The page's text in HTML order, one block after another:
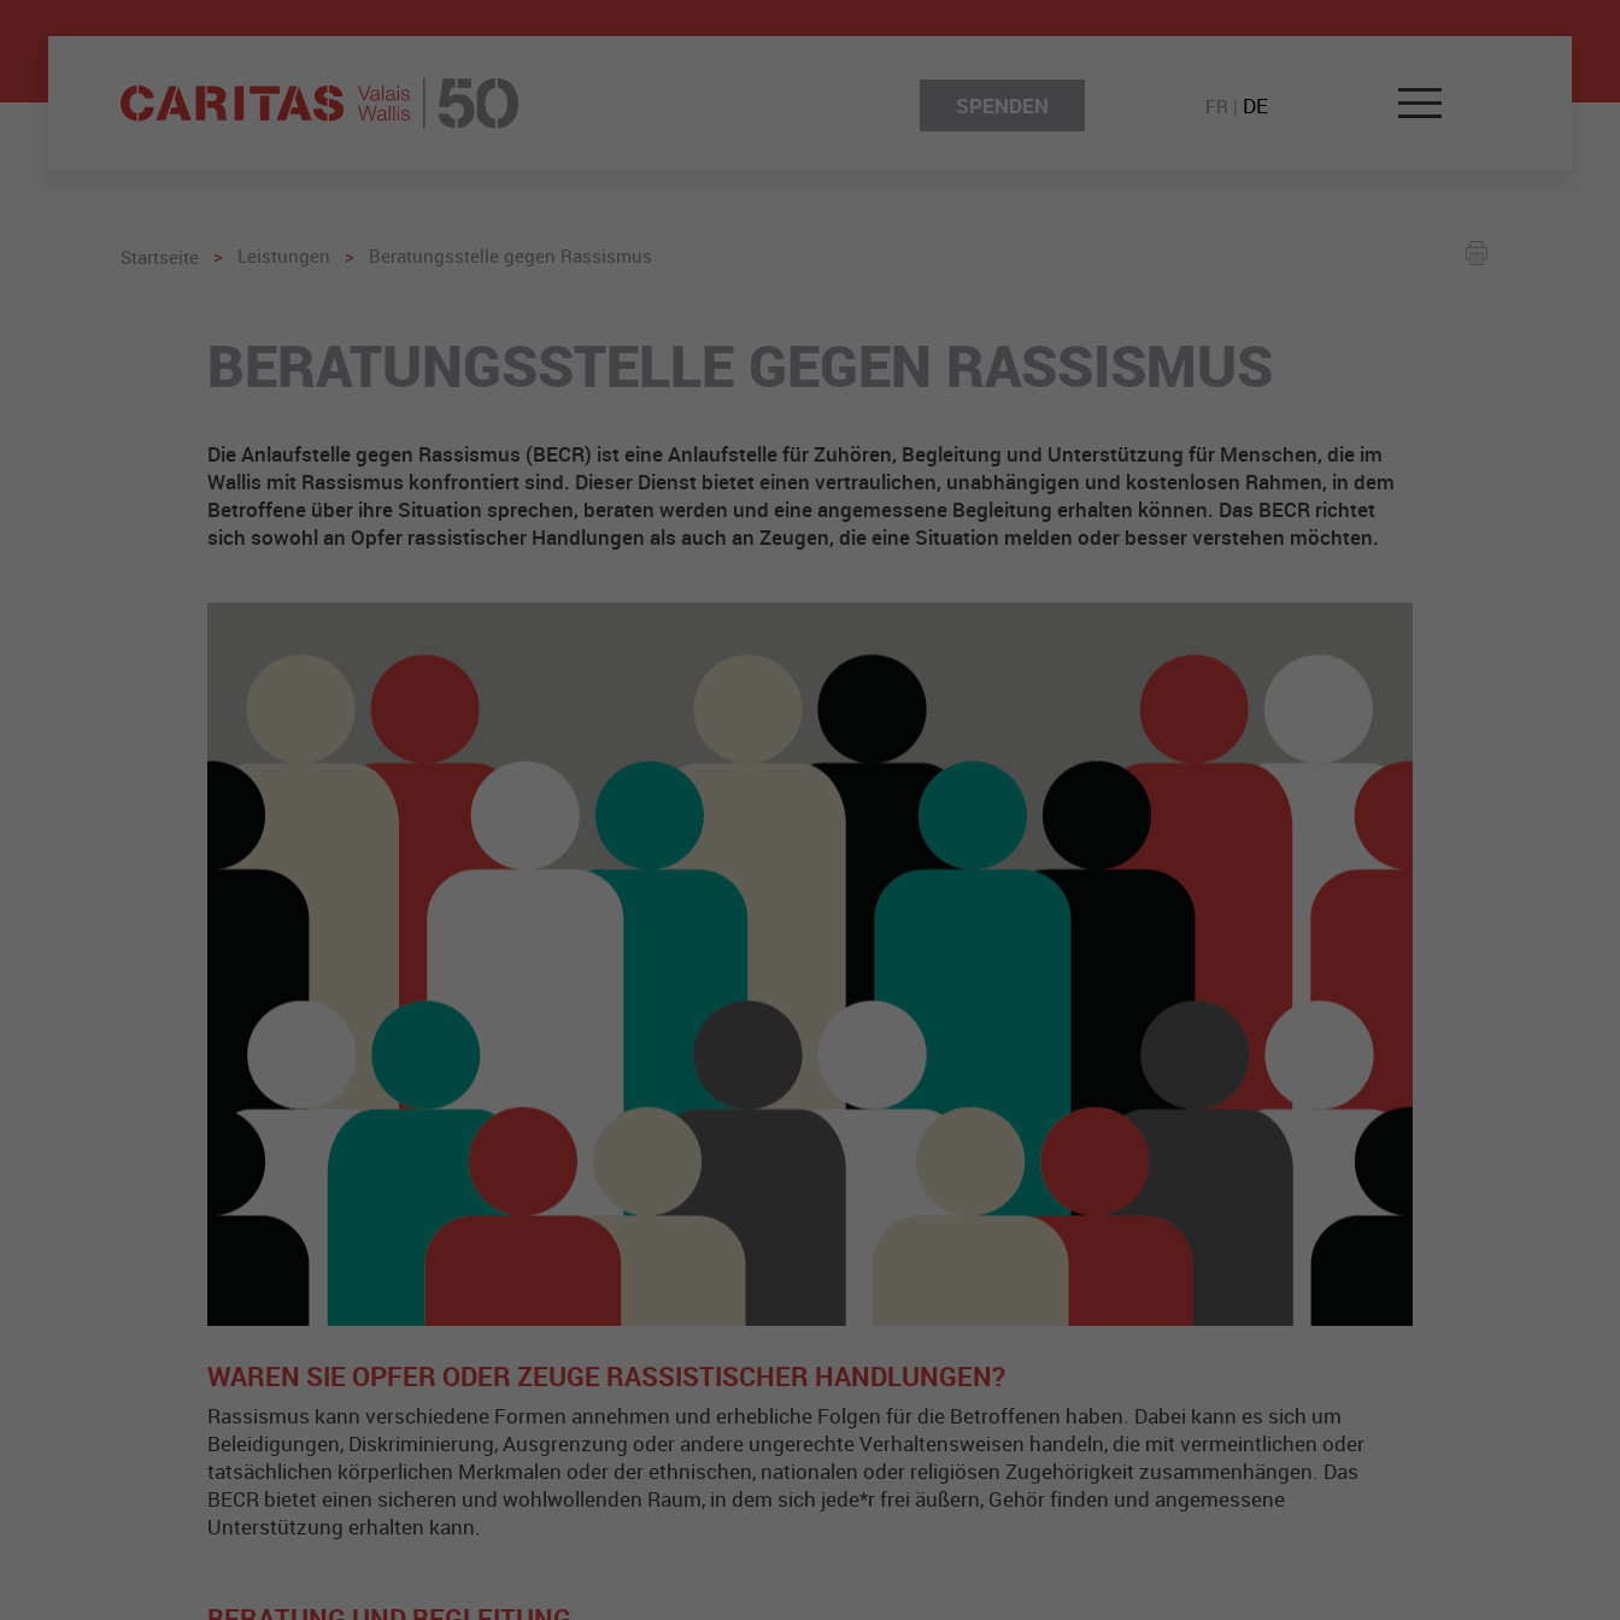
FR | DE
SPENDEN
Startseite > Leistungen > Beratungsstelle gegen Rassismus
BERATUNGSSTELLE GEGEN RASSISMUS
Die Anlaufstelle gegen Rassismus (BECR) ist eine Anlaufstelle für Zuhören, Begleitung und Unterstützung für Menschen, die im
Wallis mit Rassismus konfrontiert sind. Dieser Dienst bietet einen vertraulichen, unabhängigen und kostenlosen Rahmen, in dem
Betroffene über ihre Situation sprechen, beraten werden und eine angemessene Begleitung erhalten können. Das BECR richtet
sich sowohl an Opfer rassistischer Handlungen als auch an Zeugen, die eine Situation melden oder besser verstehen möchten.
WAREN SIE OPFER ODER ZEUGE RASSISTISCHER HANDLUNGEN?
Rassismus kann verschiedene Formen annehmen und erhebliche Folgen für die Betroffenen haben. Dabei kann es sich um
Beleidigungen, Diskriminierung, Ausgrenzung oder andere ungerechte Verhaltensweisen handeln, die mit vermeintlichen oder
tatsächlichen körperlichen Merkmalen oder der ethnischen, nationalen oder religiösen Zugehörigkeit zusammenhängen. Das
BECR bietet einen sicheren und wohlwollenden Raum, in dem sich jede*r frei äußern, Gehör finden und angemessene
Unterstützung erhalten kann.